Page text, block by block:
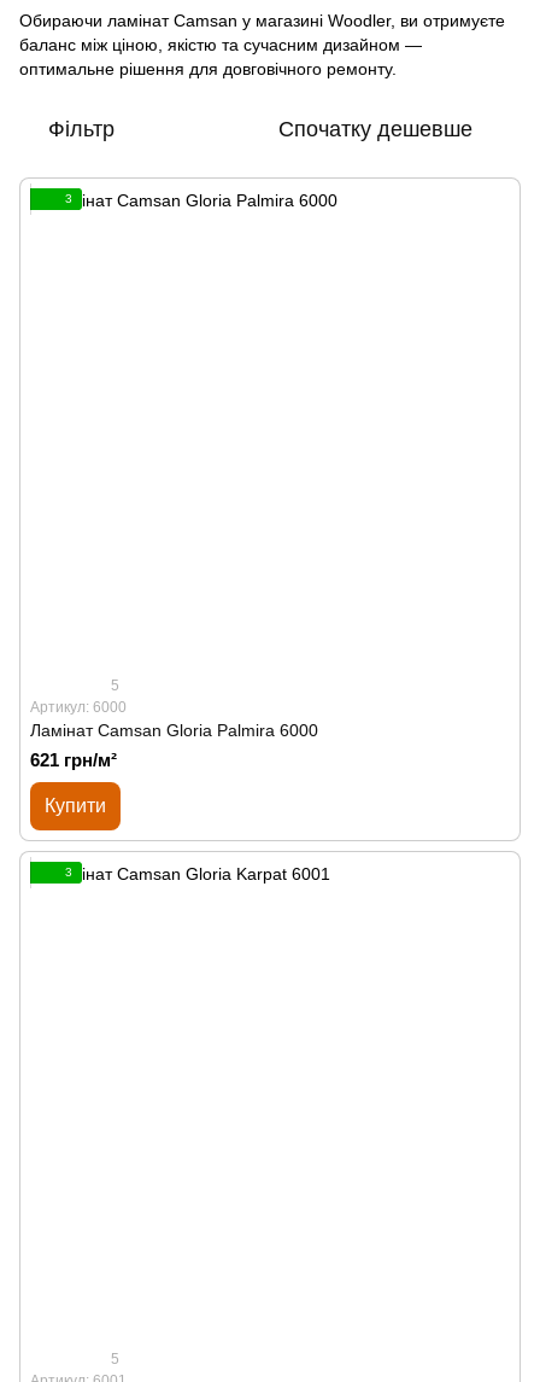
Обираючи ламінат Camsan у магазині Woodler, ви отримуєте
баланс між ціною, якістю та сучасним дизайном —
оптимальне рішення для довговічного ремонту.
Фільтр Спочатку дешевше
3
5
Артикул: 6000
Ламінат Сamsan Gloria Palmira 6000
621 грн/м²
Купити
3
5